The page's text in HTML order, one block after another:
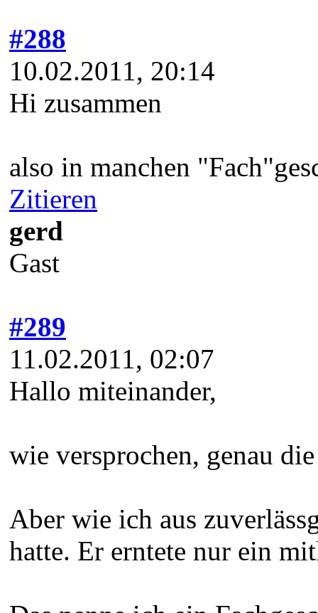
#288
10.02.2011, 20:14
Hi zusammen
also in manchen
Zitieren
gerd
Gast
#289
11.02.2011, 02:07
Hallo miteinander,
wie versprochen, genau
Aber wie ich aus
hatte. Er erntete nur ein